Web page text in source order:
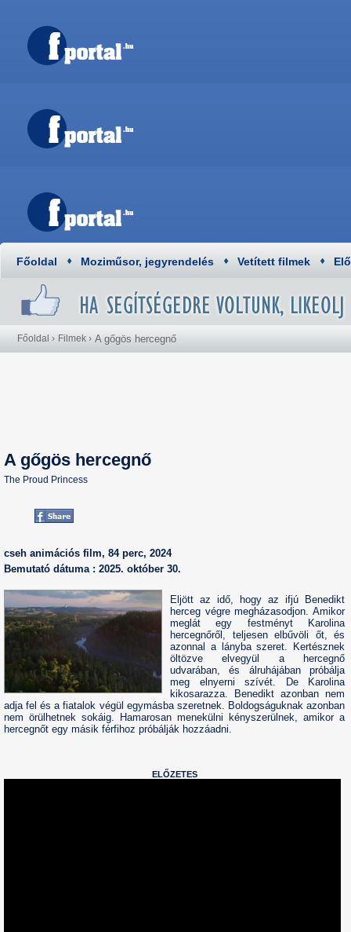
Főoldal Moziműsor, jegyrendelés Vetített filmek
Főoldal › Filmek › A gőgös hercegnő
A gőgös hercegnő
The Proud Princess
cseh animációs film, 84 perc, 2024
Bemutató dátuma : 2025. október 30.
Eljött az idő, hogy az ifjú Benedikt
herceg végre megházasodjon. Amikor
meglát egy festményt Karolina
hercegnőről, teljesen elbűvöli őt, és
azonnal a lányba szeret. Kertésznek
öltözve elvegyül a hercegnő
udvarában, és álruhájában próbálja
meg elnyerni szívét. De Karolina
kikosarazza. Benedikt azonban nem
adja fel és a fiatalok végül egymásba szeretnek. Boldogságuknak azonban
nem örülhetnek sokáig. Hamarosan menekülni kényszerülnek, amikor a
hercegnőt egy másik férfihoz próbálják hozzáadni.
ELŐZETES